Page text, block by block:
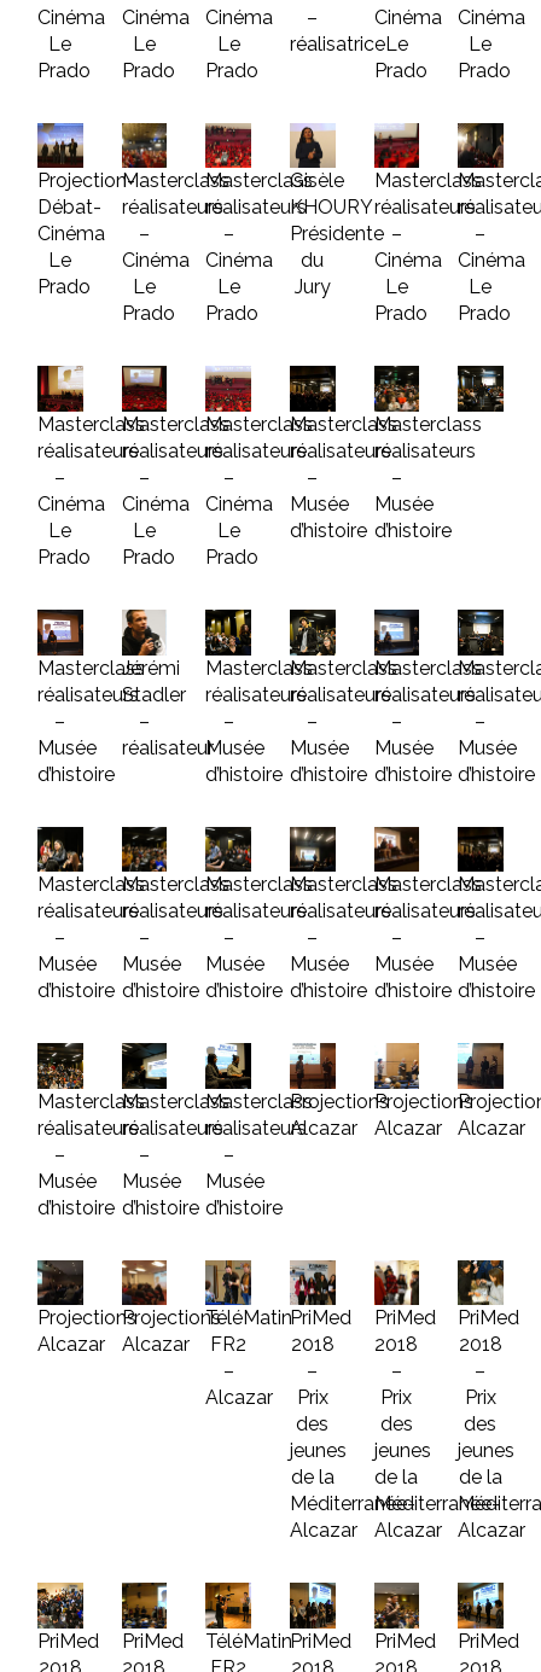
Cinéma
Le
Prado
Cinéma
Le
Prado
Cinéma
Le
Prado
–
réalisatrice
Cinéma
Le
Prado
Cinéma
Le
Prado
Projection-
Débat-
Cinéma
Le
Prado
Masterclass
réalisateurs
–
Cinéma
Le
Prado
Masterclass
réalisateurs
–
Cinéma
Le
Prado
Gisèle
KHOURY
Présidente
du
Jury
Masterclass
réalisateurs
–
Cinéma
Le
Prado
–
Cinéma
Le
Prado
Masterclass
réalisateurs
–
Cinéma
Le
Prado
Masterclass
réalisateurs
–
Cinéma
Le
Prado
Masterclass
réalisateurs
–
Cinéma
Le
Prado
Masterclass
réalisateurs
–
Musée
d’histoire
Masterclass
réalisateurs
–
Musée
d’histoire
Masterclass
réalisateurs
–
Musée
d’histoire
Jérémi
Stadler
–
réalisateur
Masterclass
réalisateurs
–
Musée
d’histoire
Masterclass
réalisateurs
–
Musée
d’histoire
Masterclass
réalisateurs
–
Musée
d’histoire
–
Musée
d’histoire
Masterclass
réalisateurs
–
Musée
d’histoire
Masterclass
réalisateurs
–
Musée
d’histoire
Masterclass
réalisateurs
–
Musée
d’histoire
Masterclass
réalisateurs
–
Musée
d’histoire
Masterclass
réalisateurs
–
Musée
d’histoire
–
Musée
d’histoire
Masterclass
réalisateurs
–
Musée
d’histoire
Masterclass
réalisateurs
–
Musée
d’histoire
Masterclass
réalisateurs
–
Musée
d’histoire
Projections
Alcazar
Projections
Alcazar
Alcazar
Projections
Alcazar
Projections
Alcazar
TéléMatin
FR2
–
Alcazar
PriMed
2018
–
Prix
des
jeunes
de la
Méditerranée-
Alcazar
PriMed
2018
–
Prix
des
jeunes
de la
Méditerranée-
Alcazar
PriMed
2018
–
Prix
des
jeunes
de la
Alcazar
PriMed
PriMed
TéléMatinPriMed
PriMed
PriMed